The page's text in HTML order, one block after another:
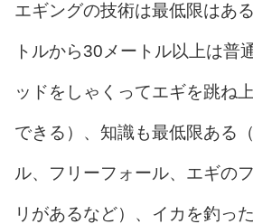
エギングの技術は最低限はあ
トルから30メートル以上は普
ッドをしゃくってエギを跳ね
できる）、知識も最低限ある
ル、フリーフォール、エギの
リがあるなど）、イカを釣っ